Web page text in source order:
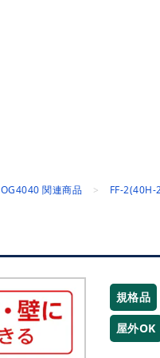
OG4040 関連商品 FF-2(40H-
規格品
屋外OK